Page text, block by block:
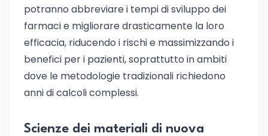
potranno abbreviare i tempi di sviluppo dei
farmaci e migliorare drasticamente la loro
efficacia, riducendo i rischi e massimizzando i
benefici per i pazienti, soprattutto in ambiti
dove le metodologie tradizionali richiedono
anni di calcoli complessi.
Scienze dei materiali di nuova